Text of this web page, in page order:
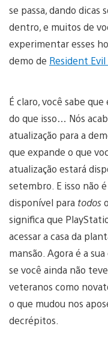
se passa, dando dicas
dentro, e muitos de
experimentar esses
demo de Resident
É claro, você sabe
do que isso… Nós
atualização para a
que expande o que
atualização estará
setembro. E isso não
disponível para todos
significa que
acessar a casa da
mansão. Agora é a
se você ainda não
veteranos como
o que mudou nos
decrépitos.